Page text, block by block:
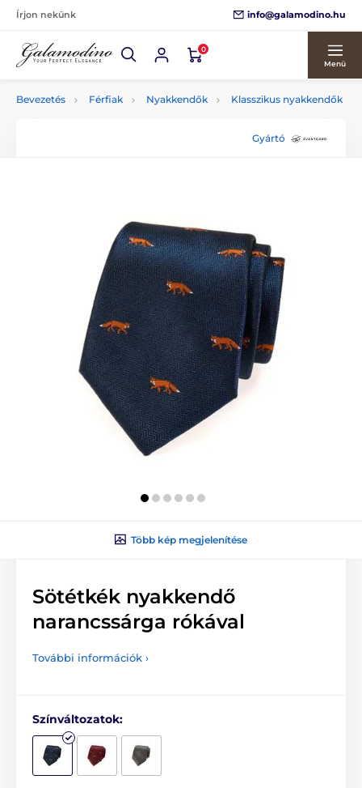
Írjon nekünk info@galamodino.hu
0
Menü
Bevezetés Férfiak Nyakkendők Klasszikus nyakkendők
Gyártó
Több kép megjelenítése
Sötétkék nyakkendő
narancssárga rókával
További információk ›
Színváltozatok: